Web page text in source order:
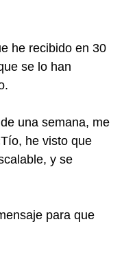
he recibido en 30
se lo han
una semana, me
he visto que
y se
para que